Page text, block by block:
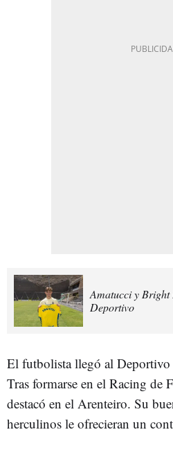
Amatucci y Bright
Deportivo
El futbolista llegó al Deportivo
Tras formarse en el Racing de
destacó en el Arenteiro. Su
herculinos le ofrecieran un